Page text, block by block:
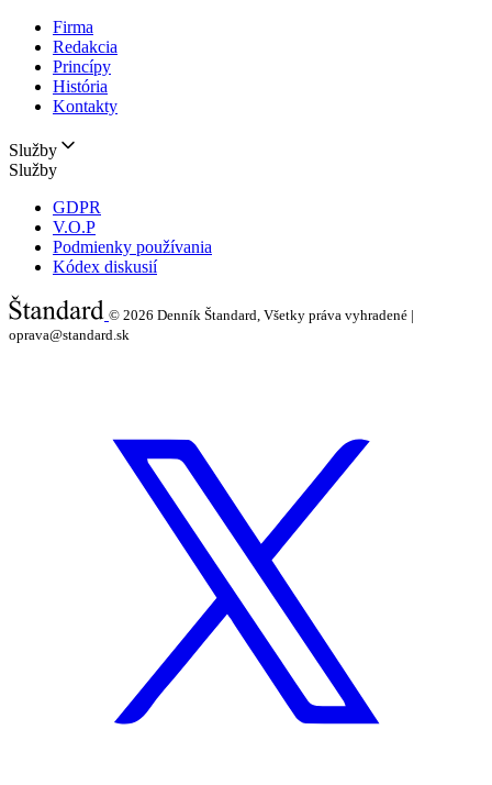
Firma
Redakcia
Princípy
História
Kontakty
Služby
Služby
GDPR
V.O.P
Podmienky používania
Kódex diskusií
© 2026 Denník Štandard, Všetky práva vyhradené |
oprava@standard.sk